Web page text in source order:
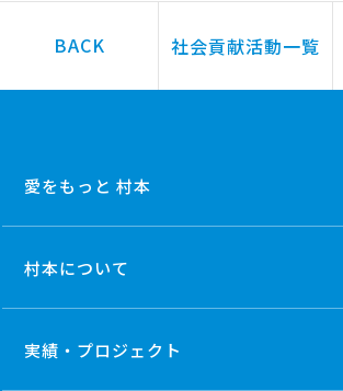
社会貢献活動一覧
愛をもっと 村本
村本について
実績・プロジェクト